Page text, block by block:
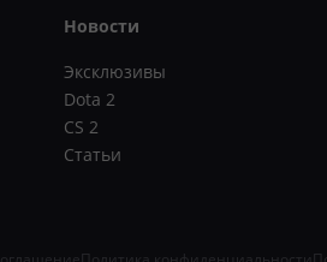
Новости
Эксклюзивы
Dota 2
CS 2
Статьи